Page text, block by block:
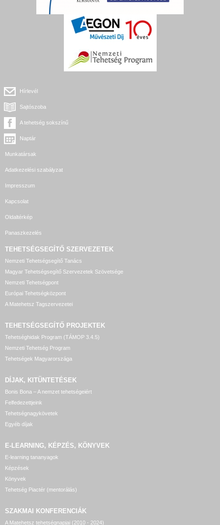
Hírlevél
Sajtószoba
A tehetség sokszínű
Naptár
Munkatársak
Adatkezelési szabályzat
Impresszum
Kapcsolat
Oldaltérkép
Panaszkezelés
TEHETSÉGSEGÍTŐ SZERVEZETEK
Nemzeti Tehetségsegítő Tanács
Magyar Tehetségsegítő Szervezetek Szövetsége
Nemzeti Tehetségpont
Európai Tehetségközpont
A Matehetsz Tagszervezetei
TEHETSÉGSEGÍTŐ PROJEKTEK
Tehetséghidak Program (TÁMOP 3.4.5)
Nemzeti Tehetség Program
Tehetségek Magyarországa
DÍJAK, KITÜNTETÉSEK
Bonis Bona – A nemzet tehetségeiért
Felfedezettjeink
Tehetségnagykövetek
Egyéb díjak
E-LEARNING, KÉPZÉS, KÖNYVEK
E-learning tananyagok
Képzések
Könyvek
Tehetség Piactér (mentorálás)
SZAKMAI KONFERENCIÁK
A Matehetsz tehetségnapjai (2010 - 2024)